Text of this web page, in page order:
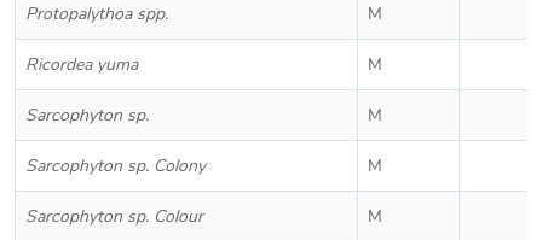
Protopalythoa spp. M
Ricordea yuma M
Sarcophyton sp. M
Sarcophyton sp. Colony M
Sarcophyton sp. Colour M